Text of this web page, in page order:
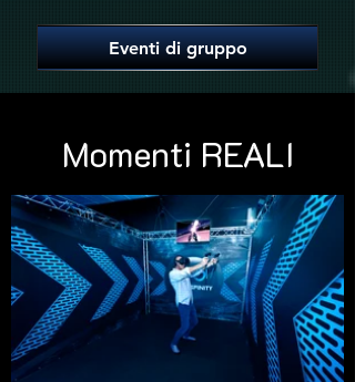
Eventi di gruppo
Momenti REALI